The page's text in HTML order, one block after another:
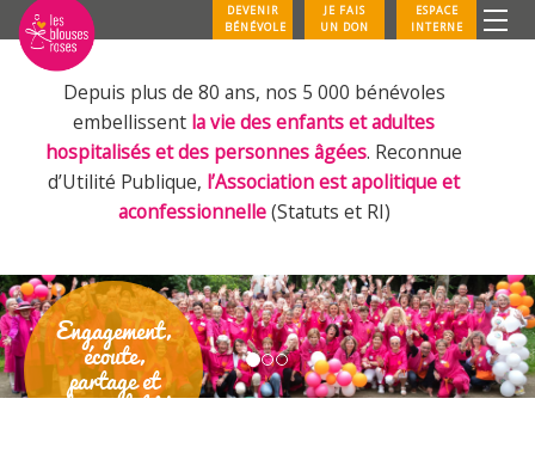
DEVENIR
BÉNÉVOLE
JE FAIS
UN DON
ESPACE
INTERNE
Depuis plus de 80 ans, nos 5 000 bénévoles
embellissent la vie des enfants et adultes
hospitalisés et des personnes âgées. Reconnue
d’Utilité Publique, l’Association est apolitique et
aconfessionnelle(Statuts et RI)
Engagement,
écoute,
partage et
disponibilité